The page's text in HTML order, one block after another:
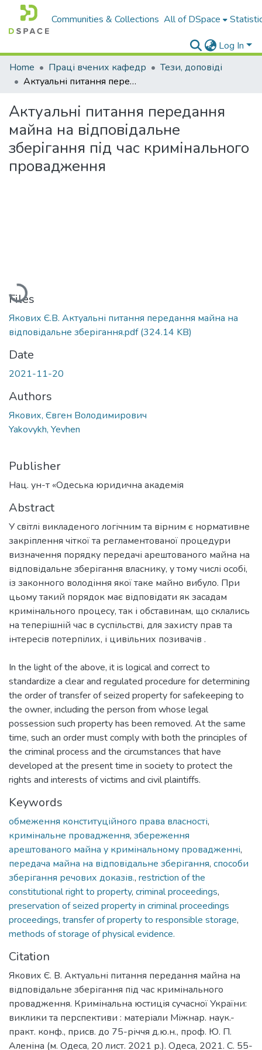
Communities & Collections All of DSpace
Log In
Home
Праці вчених кафедр
Тези, доповіді
Актуальні питання передання майна на відповідальне зберігання під час кримінального провадження
Актуальні питання передання
майна на відповідальне
зберігання під час кримінального
провадження
Loading...
Files
Якових Є.В. Актуальні питання передання майна на
відповідальне зберігання.pdf(324.14 KB)
Date
2021-11-20
Authors
Якових, Євген Володимирович
Yakovykh, Yevhen
Publisher
Нац. ун-т «Одеська юридична академія
Abstract
У світлі викладеного логічним та вірним є нормативне
закріплення чіткої та регламентованої процедури
визначення порядку передачі арештованого майна на
відповідальне зберігання власнику, у тому числі особі,
із законного володіння якої таке майно вибуло. При
цьому такий порядок має відповідати як засадам
кримінального процесу, так і обставинам, що склались
на теперішній час в суспільстві, для захисту прав та
інтересів потерпілих, і цивільних позивачів .
In the light of the above, it is logical and correct to
standardize a clear and regulated procedure for determining
the order of transfer of seized property for safekeeping to
the owner, including the person from whose legal
possession such property has been removed. At the same
time, such an order must comply with both the principles of
the criminal process and the circumstances that have
developed at the present time in society to protect the
rights and interests of victims and civil plaintiffs.
Keywords
обмеження конституційного права власності,
кримінальне провадження, збереження
арештованого майна у кримінальному провадженні,
передача майна на відповідальне зберігання, способи
зберігання речових доказів., restriction of the
constitutional right to property, criminal proceedings,
preservation of seized property in criminal proceedings
proceedings, transfer of property to responsible storage,
methods of storage of physical evidence.
Citation
Якових Є. В. Актуальні питання передання майна на
відповідальне зберігання під час кримінального
провадження. Кримінальна юстиція сучасної України:
виклики та перспективи : матеріали Міжнар. наук.-
практ. конф., присв. до 75-річчя д.ю.н., проф. Ю. П.
Аленіна (м. Одеса, 20 лист. 2021 р.). Одеса, 2021. С. 55-